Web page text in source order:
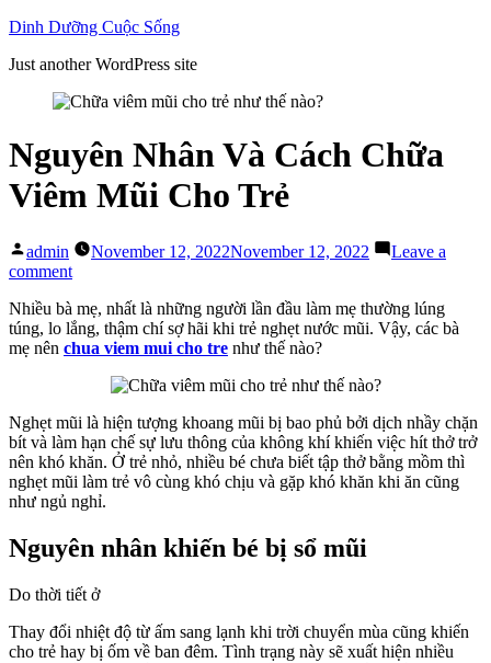
Skip
content
Dinh Dưỡng Cuộc Sống
Just another WordPress site
Nguyên Nhân Và Cách Chữa
Viêm Mũi Cho Trẻ
Posted
by
admin November 12, 2022November 12, 2022
Leave a
commenton
Nhân
Và
Cách
Cho
Trẻ
Nhiều bà mẹ, nhất là những người lần đầu làm mẹ thường lúng
túng, lo lắng, thậm chí sợ hãi khi trẻ nghẹt nước mũi. Vậy, các bà
mẹ nên chua viem mui cho tre như thế nào?
Nghẹt mũi là hiện tượng khoang mũi bị bao phủ bởi dịch nhầy chặn
bít và làm hạn chế sự lưu thông của không khí khiến việc hít thở trở
nên khó khăn. Ở trẻ nhỏ, nhiều bé chưa biết tập thở bằng mồm thì
nghẹt mũi làm trẻ vô cùng khó chịu và gặp khó khăn khi ăn cũng
như ngủ nghỉ.
Nguyên nhân khiến bé bị sổ mũi
Do thời tiết ở
Thay đổi nhiệt độ từ ấm sang lạnh khi trời chuyển mùa cũng khiến
cho trẻ hay bị ốm về ban đêm. Tình trạng này sẽ xuất hiện nhiều